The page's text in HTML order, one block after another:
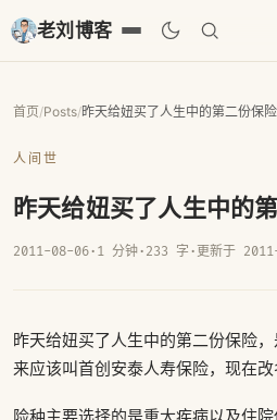
老刘博客
首页/Posts/昨天给妞买了人生中的第二份保险
人间世
昨天给妞买了人生中的
2011-08-06· 1 分钟· 233 字 · 更新于
昨天给妞买了人生中的第二份保险
来应该叫首创安泰人寿保险，现在改
险种主要选择的是重大疾病以及住